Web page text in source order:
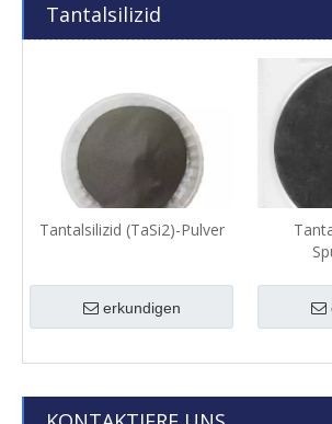
Tantalsilizid
Tantalsilizid (TaSi2)-Pulver
erkundigen